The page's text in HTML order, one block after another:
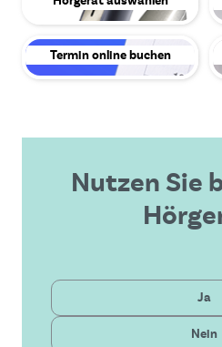
Termin online buchen
Nutzen Sie
Ja
Nein
Privat